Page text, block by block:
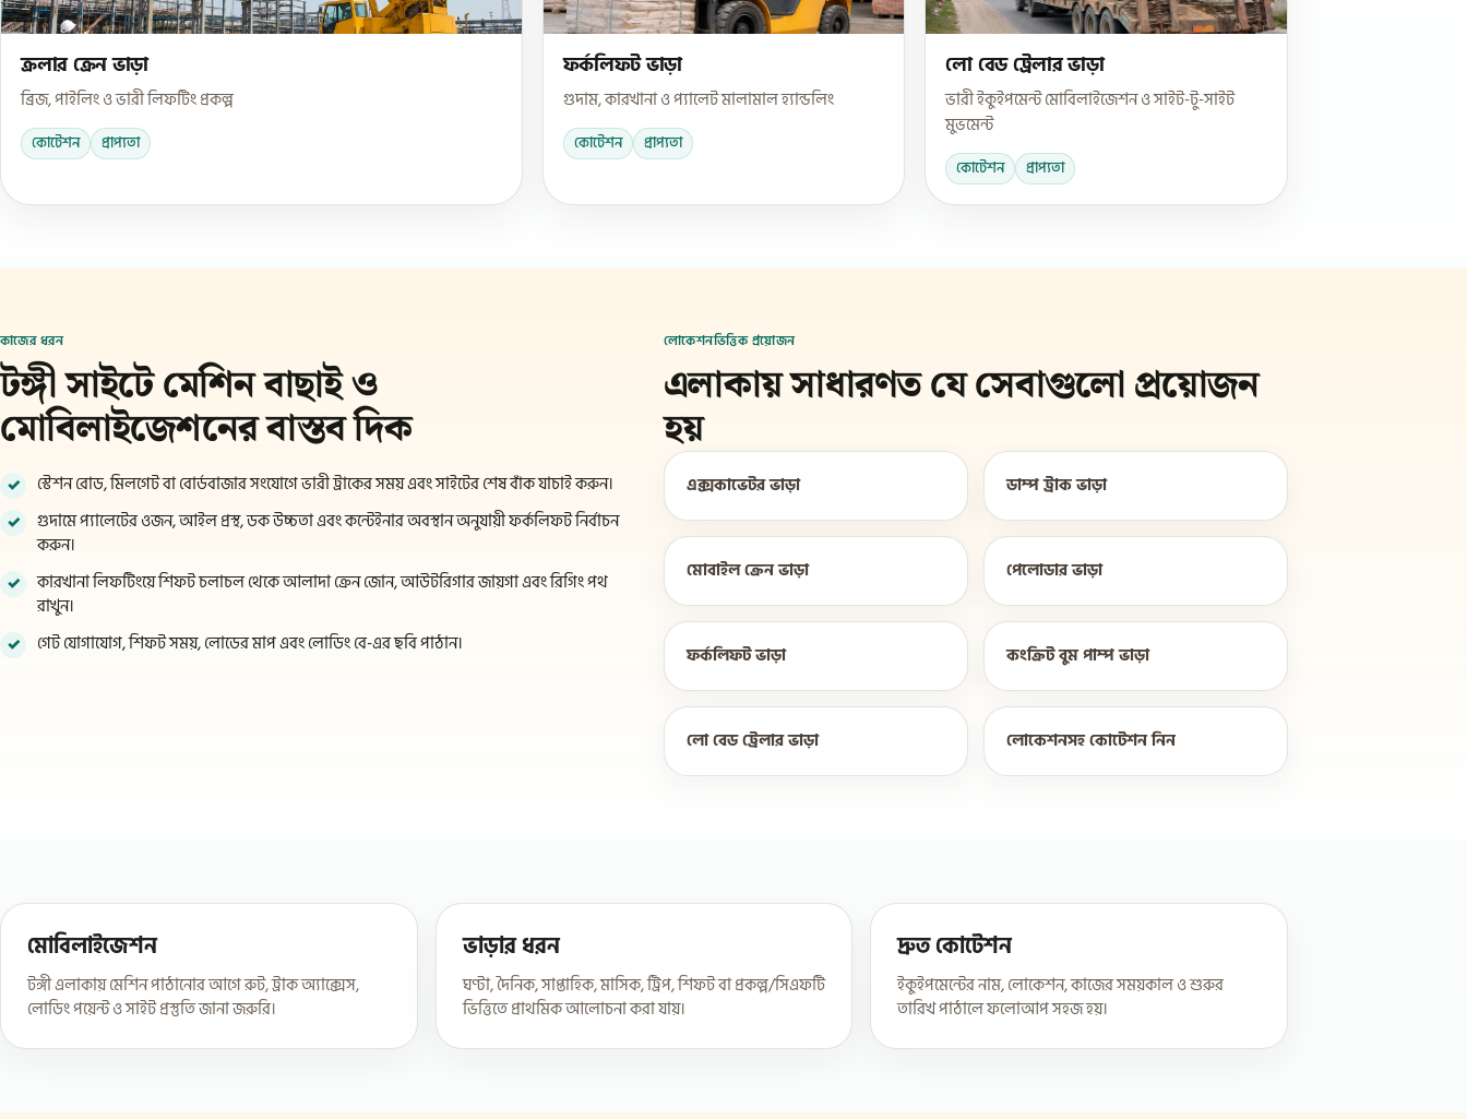
ক্রলার ক্রেন ভাড়া
ব্রিজ, পাইলিং ও ভারী লিফটিং প্রকল্প
কোটেশন প্রাপ্যতা
ফর্কলিফট ভাড়া
গুদাম, কারখানা ও প্যালেট মালামাল হ্যান্ডলিং
কোটেশন প্রাপ্যতা
লো বেড ট্রেলার ভাড়া
ভারী ইকুইপমেন্ট মোবিলাইজেশন ও সাইট-টু-সাইট
মুভমেন্ট
কোটেশন প্রাপ্যতা
কাজের ধরন
টঙ্গী সাইটে মেশিন বাছাই ও
মোবিলাইজেশনের বাস্তব দিক
স্টেশন রোড, মিলগেট বা বোর্ডবাজার সংযোগে ভারী ট্রাকের সময় এবং সাইটের শেষ বাঁক যাচাই করুন।
গুদামে প্যালেটের ওজন, আইল প্রস্থ, ডক উচ্চতা এবং কন্টেইনার অবস্থান অনুযায়ী ফর্কলিফট নির্বাচন
করুন।
কারখানা লিফটিংয়ে শিফট চলাচল থেকে আলাদা ক্রেন জোন, আউটরিগার জায়গা এবং রিগিং পথ
রাখুন।
গেট যোগাযোগ, শিফট সময়, লোডের মাপ এবং লোডিং বে-এর ছবি পাঠান।
লোকেশনভিত্তিক প্রয়োজন
এলাকায় সাধারণত যে সেবাগুলো প্রয়োজন
হয়
এক্সকাভেটর ভাড়া ডাম্প ট্রাক ভাড়া
মোবাইল ক্রেন ভাড়া পেলোডার ভাড়া
ফর্কলিফট ভাড়া কংক্রিট বুম পাম্প ভাড়া
লো বেড ট্রেলার ভাড়া লোকেশনসহ কোটেশন নিন
মোবিলাইজেশন
টঙ্গী এলাকায় মেশিন পাঠানোর আগে রুট, ট্রাক অ্যাক্সেস,
লোডিং পয়েন্ট ও সাইট প্রস্তুতি জানা জরুরি।
ভাড়ার ধরন
ঘণ্টা, দৈনিক, সাপ্তাহিক, মাসিক, ট্রিপ, শিফট বা প্রকল্প/সিএফটি
ভিত্তিতে প্রাথমিক আলোচনা করা যায়।
দ্রুত কোটেশন
ইকুইপমেন্টের নাম, লোকেশন, কাজের সময়কাল ও শুরুর
তারিখ পাঠালে ফলোআপ সহজ হয়।